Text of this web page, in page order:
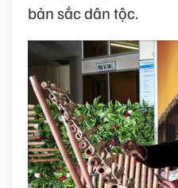
bản sắc dân tộc.